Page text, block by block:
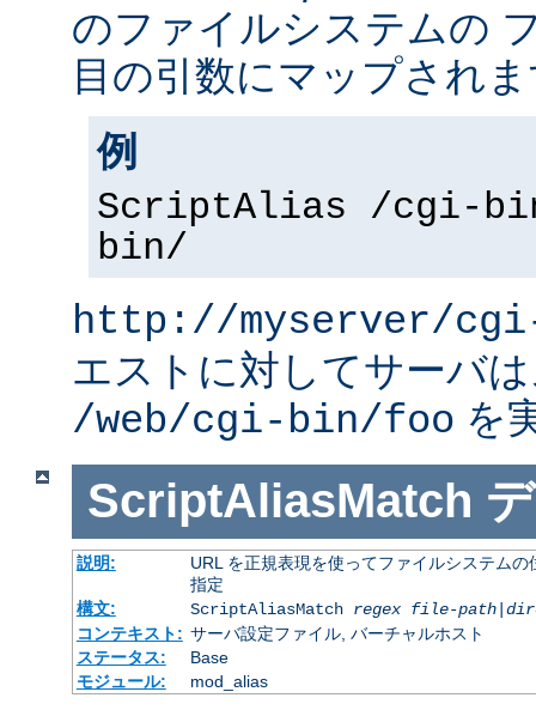
のファイルシステムの
目の引数にマップされ
例
ScriptAlias /cgi-
bin/
http://myserver/
エストに対してサーバ
/web/cgi-bin/foo を
ScriptAliasMatch
説明:
URL を正規表現を使ってファイルシステム
指定
構文:
ScriptAliasMatch regex file-path|
コンテキスト: サーバ設定ファイル, バーチャルホスト
ステータス:
Base
モジュール:
mod_alias